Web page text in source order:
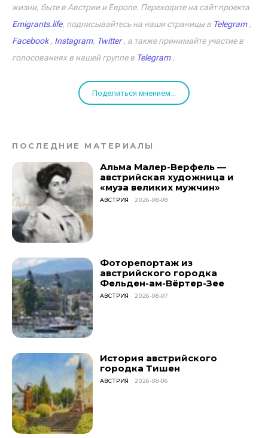
жизни, быте в Австрии и Европе. Переходите на сайт проекта
Emigrants.life, подписывайтесь на наши страницы в Telegram,
Facebook, Instagram, Twitter, а также принимайте участие в
голосованиях в нашей группе в Telegram.
Поделиться мнением...
ПОСЛЕДНИЕ МАТЕРИАЛЫ
Альма Малер-Верфель —
австрийская художница и
«муза великих мужчин»
АВСТРИЯ 2026-08-08
Фоторепортаж из
австрийского городка
Фельден-ам-Вёртер-Зее
АВСТРИЯ 2026-08-07
История австрийского
городка Тишен
АВСТРИЯ 2026-08-06